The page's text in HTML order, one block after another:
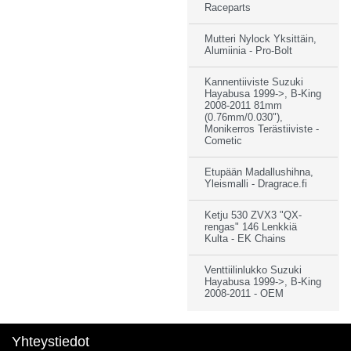
Raceparts
Mutteri Nylock Yksittäin,
Alumiinia - Pro-Bolt
Kannentiiviste Suzuki
Hayabusa 1999->, B-King
2008-2011 81mm
(0.76mm/0.030"),
Monikerros Terästiiviste -
Cometic
Etupään Madallushihna,
Yleismalli - Dragrace.fi
Ketju 530 ZVX3 "QX-
rengas" 146 Lenkkiä
Kulta - EK Chains
Venttiilinlukko Suzuki
Hayabusa 1999->, B-King
2008-2011 - OEM
Yhteystiedot